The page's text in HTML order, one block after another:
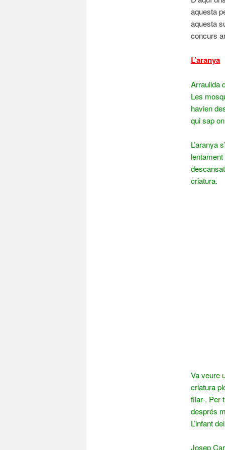
aquesta
aquesta
concurs
L’aranya
Arraulida
Les
havien
qui sap
L’aranya
criatura.
Va veure
criatura
filar-. Per
després
L’infant
Josep